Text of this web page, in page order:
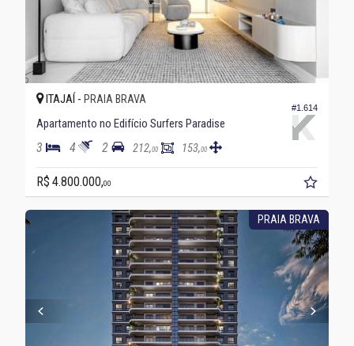
#1.614
ITAJAÍ - PRAIA BRAVA
Apartamento no Edifício Surfers Paradise
3 4 2 212,00 153,00
R$ 4.800.000,00
PRAIA BRAVA